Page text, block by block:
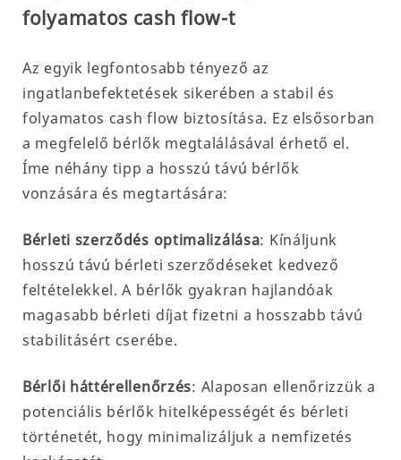
folyamatos cash flow-t
Az egyik legfontosabb tényező az
ingatlanbefektetések sikerében a stabil és
folyamatos cash flow biztosítása. Ez elsősorban
a megfelelő bérlők megtalálásával érhető el.
Íme néhány tipp a hosszú távú bérlők
vonzására és megtartására:
Bérleti szerződés optimalizálása: Kínáljunk
hosszú távú bérleti szerződéseket kedvező
feltételekkel. A bérlők gyakran hajlandóak
magasabb bérleti díjat fizetni a hosszabb távú
stabilitásért cserébe.
Bérlői háttérellenőrzés: Alaposan ellenőrizzük a
potenciális bérlők hitelképességét és bérleti
történetét, hogy minimalizáljuk a nemfizetés